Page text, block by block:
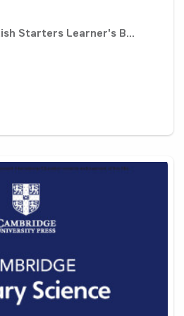
Starters Learner's B...